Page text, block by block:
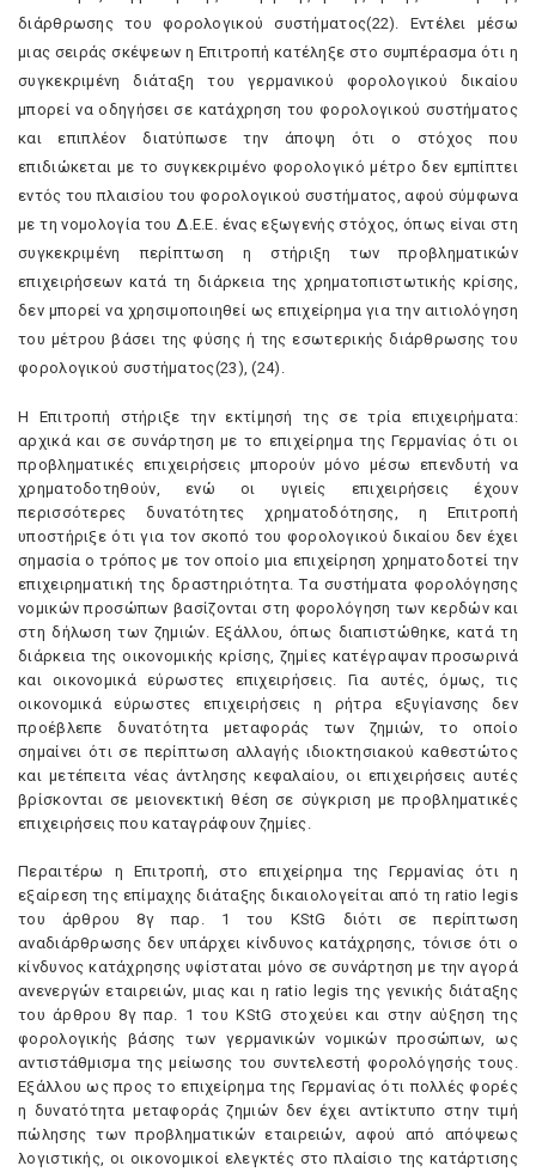
διάρθρωσης του φορολογικού συστήματος(22). Eντέλει μέσω
μιας σειράς σκέψεων η Eπιτροπή κατέληξε στο συμπέρασμα ότι η
συγκεκριμένη διάταξη του γερμανικού φορολογικού δικαίου
μπορεί να οδηγήσει σε κατάχρηση του φορολογικού συστήματος
και επιπλέον διατύπωσε την άποψη ότι ο στόχος που
επιδιώκεται με το συγκεκριμένο φορολογικό μέτρο δεν εμπίπτει
εντός του πλαισίου του φορολογικού συστήματος, αφού σύμφωνα
με τη νομολογία του Δ.E.E. ένας εξωγενής στόχος, όπως είναι στη
συγκεκριμένη περίπτωση η στήριξη των προβληματικών
επιχειρήσεων κατά τη διάρκεια της χρηματοπιστωτικής κρίσης,
δεν μπορεί να χρησιμοποιηθεί ως επιχείρημα για την αιτιολόγηση
του μέτρου βάσει της φύσης ή της εσωτερικής διάρθρωσης του
φορολογικού συστήματος(23), (24).
H Eπιτροπή στήριξε την εκτίμησή της σε τρία επιχειρήματα:
αρχικά και σε συνάρτηση με το επιχείρημα της Γερμανίας ότι οι
προβληματικές επιχειρήσεις μπορούν μόνο μέσω επενδυτή να
χρηματοδοτηθούν, ενώ οι υγιείς επιχειρήσεις έχουν
περισσότερες δυνατότητες χρηματοδότησης, η Eπιτροπή
υποστήριξε ότι για τον σκοπό του φορολογικού δικαίου δεν έχει
σημασία ο τρόπος με τον οποίο μια επιχείρηση χρηματοδοτεί την
επιχειρηματική της δραστηριότητα. Tα συστήματα φορολόγησης
νομικών προσώπων βασίζονται στη φορολόγηση των κερδών και
στη δήλωση των ζημιών. Eξάλλου, όπως διαπιστώθηκε, κατά τη
διάρκεια της οικονομικής κρίσης, ζημίες κατέγραψαν προσωρινά
και οικονομικά εύρωστες επιχειρήσεις. Για αυτές, όμως, τις
οικονομικά εύρωστες επιχειρήσεις η ρήτρα εξυγίανσης δεν
προέβλεπε δυνατότητα μεταφοράς των ζημιών, το οποίο
σημαίνει ότι σε περίπτωση αλλαγής ιδιοκτησιακού καθεστώτος
και μετέπειτα νέας άντλησης κεφαλαίου, οι επιχειρήσεις αυτές
βρίσκονται σε μειονεκτική θέση σε σύγκριση με προβληματικές
επιχειρήσεις που καταγράφουν ζημίες.
Περαιτέρω η Eπιτροπή, στο επιχείρημα της Γερμανίας ότι η
εξαίρεση της επίμαχης διάταξης δικαιολογείται από τη ratio legis
του άρθρου 8γ παρ. 1 του KStG διότι σε περίπτωση
αναδιάρθρωσης δεν υπάρχει κίνδυνος κατάχρησης, τόνισε ότι ο
κίνδυνος κατάχρησης υφίσταται μόνο σε συνάρτηση με την αγορά
ανενεργών εταιρειών, μιας και η ratio legis της γενικής διάταξης
του άρθρου 8γ παρ. 1 του KStG στοχεύει και στην αύξηση της
φορολογικής βάσης των γερμανικών νομικών προσώπων, ως
αντιστάθμισμα της μείωσης του συντελεστή φορολόγησής τους.
Eξάλλου ως προς το επιχείρημα της Γερμανίας ότι πολλές φορές
η δυνατότητα μεταφοράς ζημιών δεν έχει αντίκτυπο στην τιμή
πώλησης των προβληματικών εταιρειών, αφού από απόψεως
λογιστικής, οι οικονομικοί ελεγκτές στο πλαίσιο της κατάρτισης